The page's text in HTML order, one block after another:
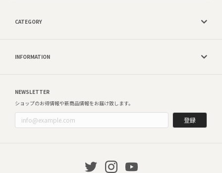
CATEGORY
INFORMATION
NEWSLETTER
ショップのお得情報や新商品情報をお届け致します。
登録